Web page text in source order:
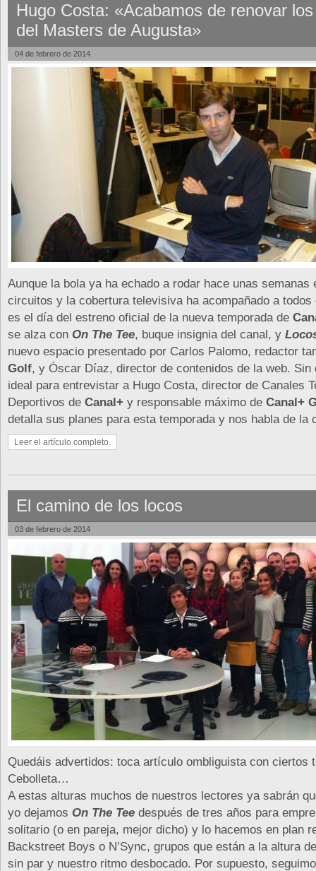
Hugo Costa: «Acabamos de renovar
del Masters de Augusta»
04 de febrero de 2014
Aunque la bola ya ha echado a rodar hace unas semanas
circuitos y la cobertura televisiva ha acompañado a
es el día del estreno oficial de la nueva temporada de
se alza con On The Tee, buque insignia del canal, y
nuevo espacio presentado por Carlos Palomo, redactor
Golf, y Óscar Díaz, director de contenidos de la web. Sin
ideal para entrevistar a Hugo Costa, director de Canales
Deportivos de Canal+ y responsable máximo de Canal+
detalla sus planes para esta temporada y nos habla de la
Leer el artículo completo.
El camino de los locos
03 de febrero de 2014
Quedáis advertidos: toca artículo ombliguista con ciertos
Cebolleta…
A estas alturas muchos de nuestros lectores ya sabrán
yo dejamos On The Tee después de tres años para
solitario (o en pareja, mejor dicho) y lo hacemos en plan
Backstreet Boys o N’Sync, grupos que están a la altura
sin par y nuestro ritmo desbocado. Por supuesto,